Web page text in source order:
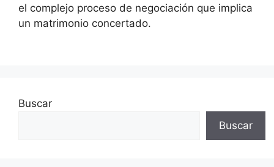
el complejo proceso de negociación que implica
un matrimonio concertado.
Buscar
Buscar